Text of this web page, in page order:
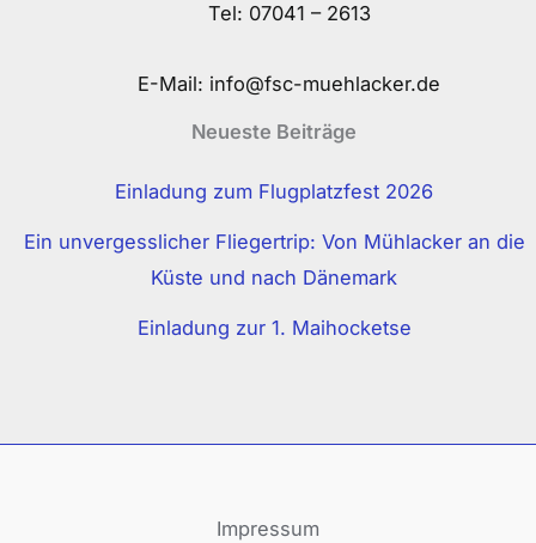
Tel: 07041 – 2613
E-Mail: info@fsc-muehlacker.de
Neueste Beiträge
Einladung zum Flugplatzfest 2026
Ein unvergesslicher Fliegertrip: Von Mühlacker an die
Küste und nach Dänemark
Einladung zur 1. Maihocketse
Impressum